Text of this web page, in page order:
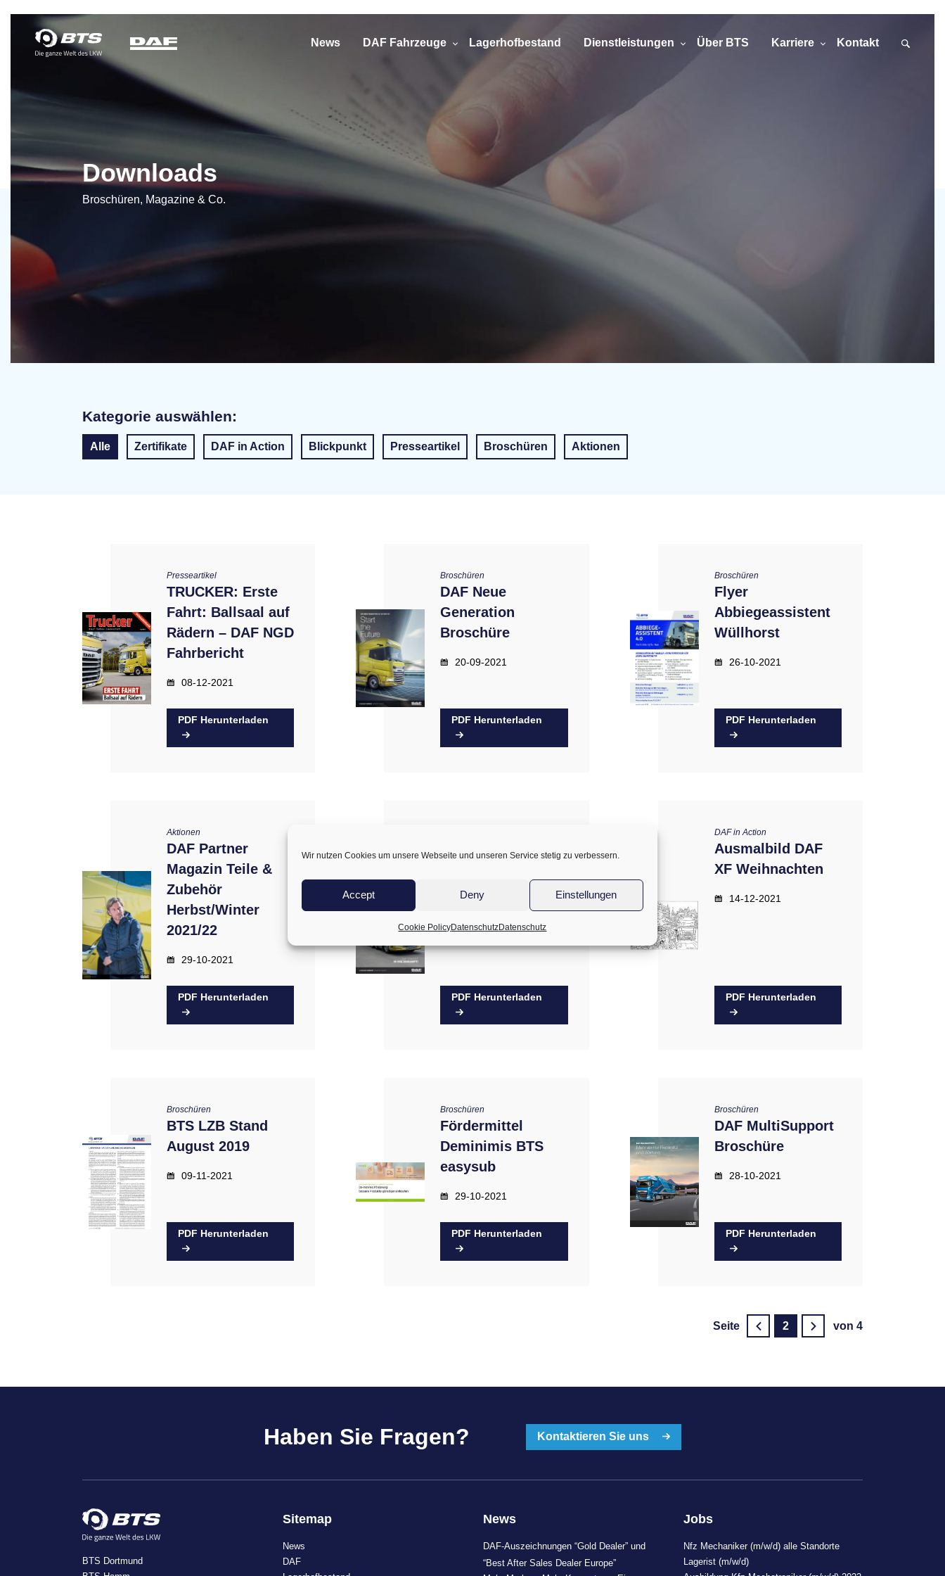
Wir nutzen Cookies um unsere Webseite und unseren Service stetig zu verbessern.
Accept Deny Einstellungen
Cookie PolicyDatenschutzDatenschutz
News DAF Fahrzeuge Lagerhofbestand Dienstleistungen Über BTS Karriere Kontakt
Downloads
Broschüren, Magazine & Co.
Kategorie auswählen:
Alle Zertifikate DAF in Action Blickpunkt Presseartikel Broschüren Aktionen
Presseartikel
TRUCKER: Erste
Fahrt: Ballsaal auf
Rädern – DAF NGD
Fahrbericht
08-12-2021
PDF Herunterladen
Broschüren
DAF Neue
Generation
Broschüre
20-09-2021
PDF Herunterladen
Broschüren
Flyer
Abbiegeassistent
Wüllhorst
26-10-2021
PDF Herunterladen
Aktionen
DAF Partner
Magazin Teile &
Zubehör
Herbst/Winter
2021/22
29-10-2021
PDF Herunterladen
DAF in Action
12-08-2021
PDF Herunterladen
DAF in Action
Ausmalbild DAF
XF Weihnachten
14-12-2021
PDF Herunterladen
Broschüren
BTS LZB Stand
August 2019
09-11-2021
PDF Herunterladen
Broschüren
Fördermittel
Deminimis BTS
easysub
29-10-2021
PDF Herunterladen
Broschüren
DAF MultiSupport
Broschüre
28-10-2021
PDF Herunterladen
Seite 2 von 4
Haben Sie Fragen? Kontaktieren Sie uns
BTS Dortmund
Sitemap
News
DAF
News
DAF-Auszeichnungen “Gold Dealer” und
“Best After Sales Dealer Europe”
Jobs
Nfz Mechaniker (m/w/d) alle Standorte
Lagerist (m/w/d)